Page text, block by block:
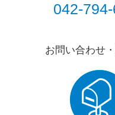
042-
お問い合わせ